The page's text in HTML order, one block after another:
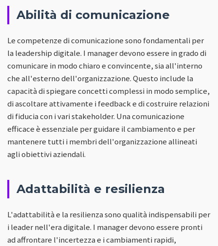
Abilità di comunicazione
Le competenze di comunicazione sono fondamentali per
la leadership digitale. I manager devono essere in grado di
comunicare in modo chiaro e convincente, sia all'interno
che all'esterno dell'organizzazione. Questo include la
capacità di spiegare concetti complessi in modo semplice,
di ascoltare attivamente i feedback e di costruire relazioni
di fiducia con i vari stakeholder. Una comunicazione
efficace è essenziale per guidare il cambiamento e per
mantenere tutti i membri dell'organizzazione allineati
agli obiettivi aziendali.
Adattabilità e resilienza
L'adattabilità e la resilienza sono qualità indispensabili per
i leader nell'era digitale. I manager devono essere pronti
ad affrontare l'incertezza e i cambiamenti rapidi,